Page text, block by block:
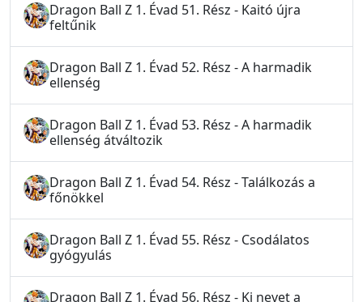
Dragon Ball Z 1. Évad 51. Rész - Kaitó újra
feltűnik
Dragon Ball Z 1. Évad 52. Rész - A harmadik
ellenség
Dragon Ball Z 1. Évad 53. Rész - A harmadik
ellenség átváltozik
Dragon Ball Z 1. Évad 54. Rész - Találkozás a
főnökkel
Dragon Ball Z 1. Évad 55. Rész - Csodálatos
gyógyulás
Dragon Ball Z 1. Évad 56. Rész - Ki nevet a